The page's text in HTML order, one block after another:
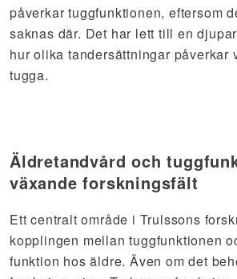
påverkar tuggfunktionen, eftersom
saknas där. Det har lett till en
hur olika tandersättningar påverkar
tugga.
Äldretandvård och
växande forskningsfält
Ett centralt område i Trulssons
kopplingen mellan tuggfunktionen
funktion hos äldre. Även om det